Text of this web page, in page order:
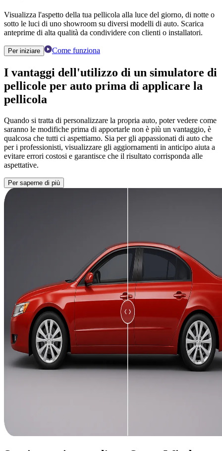
Visualizza l'aspetto della tua pellicola alla luce del giorno, di notte o
sotto le luci di uno showroom su diversi modelli di auto. Scarica
anteprime di alta qualità da condividere con clienti o installatori.
Per iniziare Come funziona
I vantaggi dell'utilizzo di un simulatore di
pellicole per auto prima di applicare la
pellicola
Quando si tratta di personalizzare la propria auto, poter vedere come
saranno le modifiche prima di apportarle non è più un vantaggio, è
qualcosa che tutti ci aspettiamo. Sia per gli appassionati di auto che
per i professionisti, visualizzare gli aggiornamenti in anticipo aiuta a
evitare errori costosi e garantisce che il risultato corrisponda alle
aspettative.
Per saperne di più